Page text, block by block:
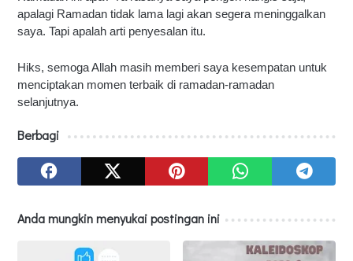
apalagi Ramadan tidak lama lagi akan segera meninggalkan
saya. Tapi apalah arti penyesalan itu.
Hiks, semoga Allah masih memberi saya kesempatan untuk
menciptakan momen terbaik di ramadan-ramadan
selanjutnya.
Berbagi
Anda mungkin menyukai postingan ini